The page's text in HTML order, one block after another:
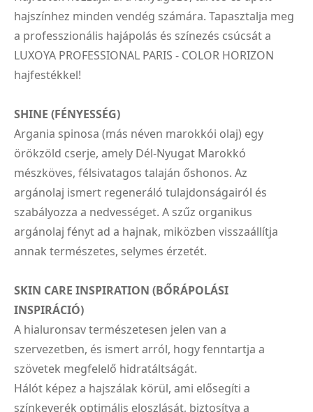
hajszínhez minden vendég számára. Tapasztalja meg
a professzionális hajápolás és színezés csúcsát a
LUXOYA PROFESSIONAL PARIS - COLOR HORIZON
hajfestékkel!
SHINE (FÉNYESSÉG)
Argania spinosa (más néven marokkói olaj) egy
örökzöld cserje, amely Dél-Nyugat Marokkó
mészköves, félsivatagos talaján őshonos. Az
argánolaj ismert regeneráló tulajdonságairól és
szabályozza a nedvességet. A szűz organikus
argánolaj fényt ad a hajnak, miközben visszaállítja
annak természetes, selymes érzetét.
SKIN CARE INSPIRATION (BŐRÁPOLÁSI
INSPIRÁCIÓ)
A hialuronsav természetesen jelen van a
szervezetben, és ismert arról, hogy fenntartja a
szövetek megfelelő hidratáltságát.
Hálót képez a hajszálak körül, ami elősegíti a
színkeverék optimális eloszlását, biztosítva a